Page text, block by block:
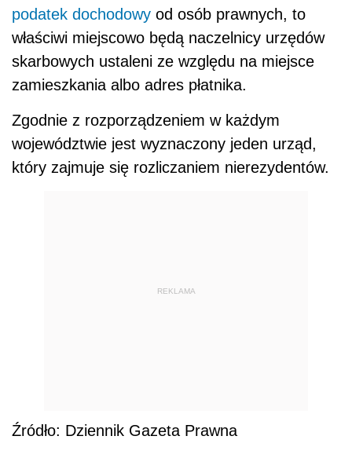
podatek dochodowy od osób prawnych, to
właściwi miejscowo będą naczelnicy urzędów
skarbowych ustaleni ze względu na miejsce
zamieszkania albo adres płatnika.
Zgodnie z rozporządzeniem w każdym
województwie jest wyznaczony jeden urząd,
który zajmuje się rozliczaniem nierezydentów.
REKLAMA
Źródło: Dziennik Gazeta Prawna